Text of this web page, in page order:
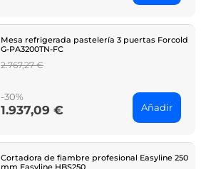
Mesa refrigerada pastelería 3 puertas Forcold
G-PA3200TN-FC
Regular
2.767,27 €
-30%
Price
1.937,09 € Añadir
Cortadora de fiambre profesional Easyline 250
mm Easyline HBS250